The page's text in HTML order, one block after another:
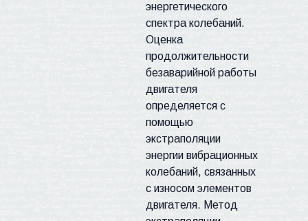
энергетического
спектра колебаний.
Оценка
продолжительности
безаварийной работы
двигателя
определяется с
помощью
экстраполяции
энергии вибрационных
колебаний, связанных
с износом элементов
двигателя. Метод